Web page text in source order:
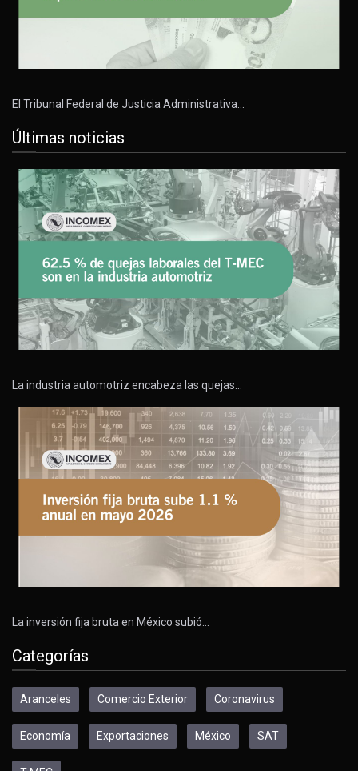
El Tribunal Federal de Justicia Administrativa…
Últimas noticias
La industria automotriz encabeza las quejas…
La inversión fija bruta en México subió…
Categorías
Aranceles Comercio Exterior Coronavirus
Economía Exportaciones México SAT